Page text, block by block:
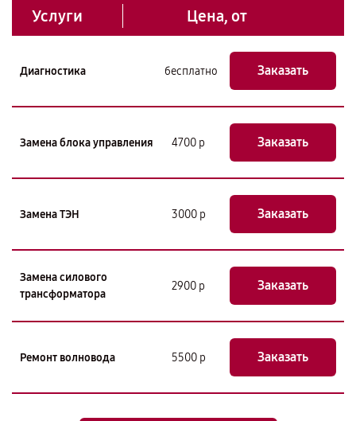
Услуги Цена, от
Диагностика бесплатно Заказать
Замена блока управления 4700 р Заказать
Замена ТЭН 3000 р Заказать
Замена силового
трансформатора
2900 р Заказать
Ремонт волновода 5500 р Заказать